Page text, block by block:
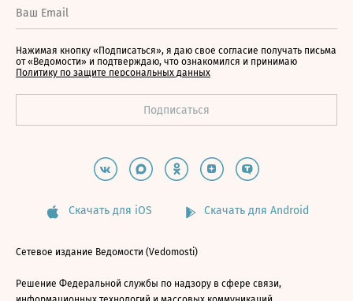
Нажимая кнопку «Подписаться», я даю свое согласие получать письма
от «Ведомости» и подтверждаю, что ознакомился и принимаю
Политику по защите персональных данных
Скачать для iOS Скачать для Android
Сетевое издание Ведомости (Vedomosti)
Решение Федеральной службы по надзору в сфере связи,